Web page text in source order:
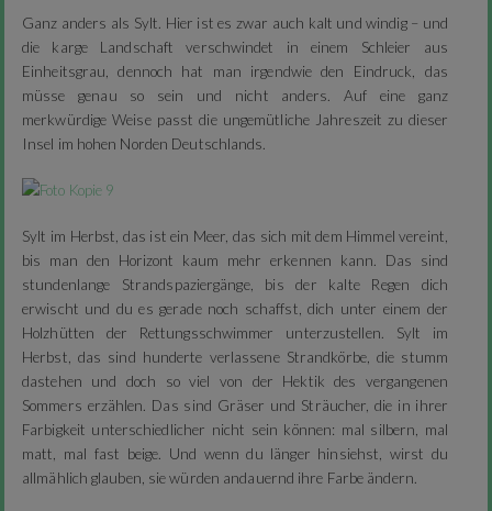
Ganz anders als Sylt. Hier ist es zwar auch kalt und windig – und
die karge Landschaft verschwindet in einem Schleier aus
Einheitsgrau, dennoch hat man irgendwie den Eindruck, das
müsse genau so sein und nicht anders. Auf eine ganz
merkwürdige Weise passt die ungemütliche Jahreszeit zu dieser
Insel im hohen Norden Deutschlands.
Sylt im Herbst, das ist ein Meer, das sich mit dem Himmel vereint,
bis man den Horizont kaum mehr erkennen kann. Das sind
stundenlange Strandspaziergänge, bis der kalte Regen dich
erwischt und du es gerade noch schaffst, dich unter einem der
Holzhütten der Rettungsschwimmer unterzustellen. Sylt im
Herbst, das sind hunderte verlassene Strandkörbe, die stumm
dastehen und doch so viel von der Hektik des vergangenen
Sommers erzählen. Das sind Gräser und Sträucher, die in ihrer
Farbigkeit unterschiedlicher nicht sein können: mal silbern, mal
matt, mal fast beige. Und wenn du länger hinsiehst, wirst du
allmählich glauben, sie würden andauernd ihre Farbe ändern.